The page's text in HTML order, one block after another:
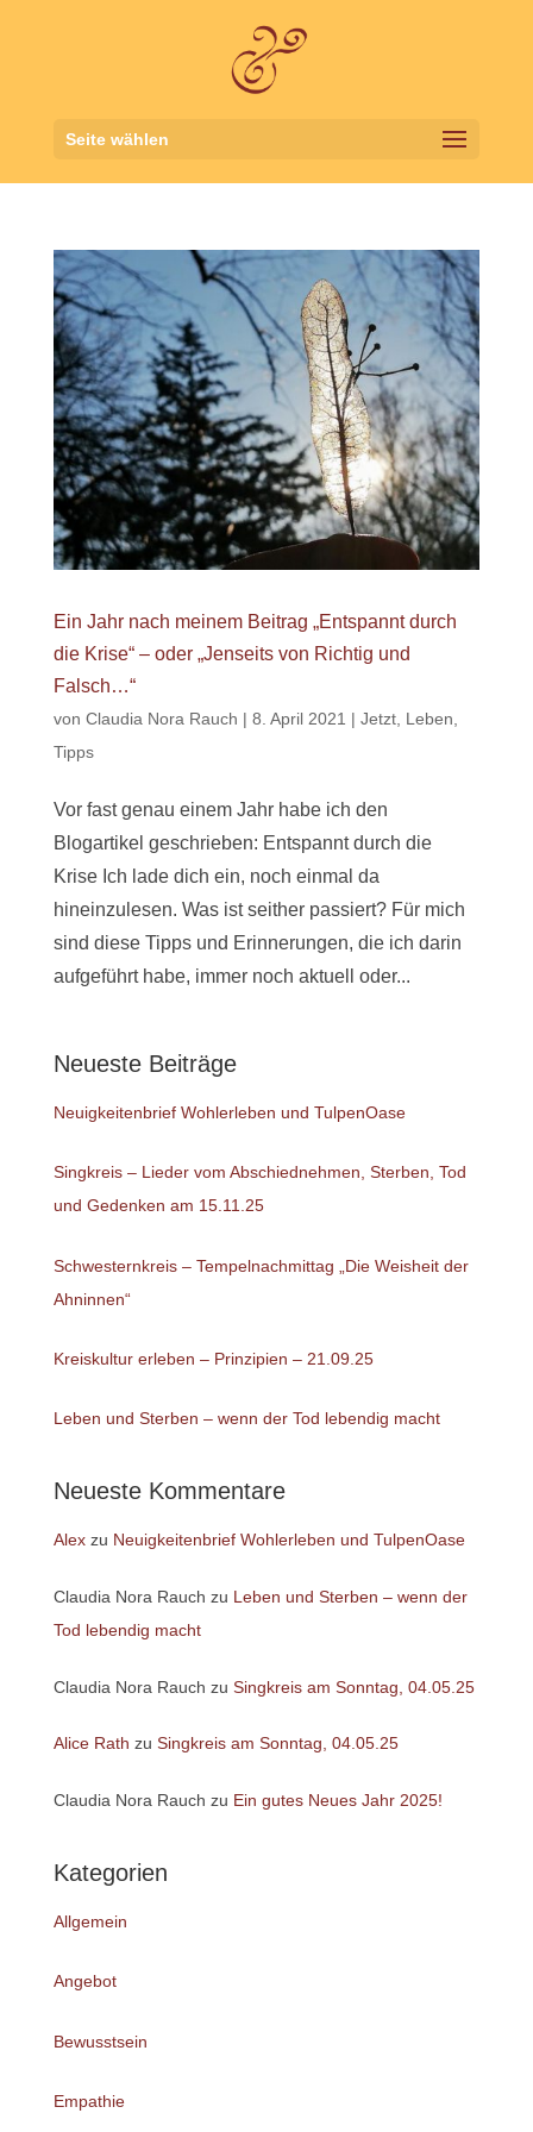
Seite wählen
Ein Jahr nach meinem Beitrag „Entspannt durch
die Krise“ – oder „Jenseits von Richtig und
Falsch…“
von Claudia Nora Rauch | 8. April 2021 | Jetzt, Leben
Tipps
Vor fast genau einem Jahr habe ich den
Blogartikel geschrieben: Entspannt durch die
Krise Ich lade dich ein, noch einmal da
hineinzulesen. Was ist seither passiert? Für mich
sind diese Tipps und Erinnerungen, die ich darin
aufgeführt habe, immer noch aktuell oder...
Neueste Beiträge
Neuigkeitenbrief Wohlerleben und TulpenOase
Singkreis – Lieder vom Abschiednehmen, Sterben, Tod
und Gedenken am 15.11.25
Schwesternkreis – Tempelnachmittag „Die Weisheit der
Ahninnen“
Kreiskultur erleben – Prinzipien – 21.09.25
Leben und Sterben – wenn der Tod lebendig macht
Neueste Kommentare
Alexzu Neuigkeitenbrief Wohlerleben und TulpenOase
Claudia Nora Rauch zu Leben und Sterben – wenn der
Tod lebendig macht
Claudia Nora Rauch zu Singkreis am Sonntag, 04.05.25
Alice Rath zu Singkreis am Sonntag, 04.05.25
Claudia Nora Rauch zu Ein gutes Neues Jahr 2025!
Kategorien
Allgemein
Angebot
Bewusstsein
Empathie